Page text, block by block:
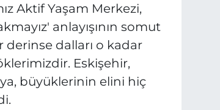
Aktif Yaşam Merkezi,
anlayışının somut
dalları o kadar
Eskişehir,
büyüklerinin elini hiç